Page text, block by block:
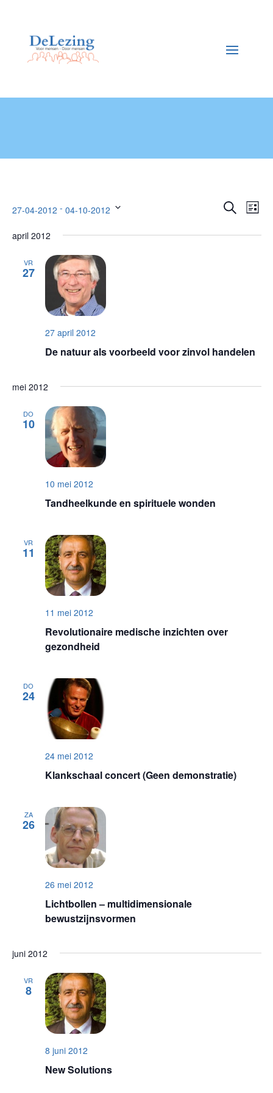
Zoeken
Lijst
27-04-2012 - 04-10-2012
een
april 2012
VR
27
27 april 2012
De natuur als voorbeeld voor zinvol handelen
mei 2012
DO
10
10 mei 2012
Tandheelkunde en spirituele wonden
VR
11
11 mei 2012
Revolutionaire medische inzichten over
gezondheid
DO
24
24 mei 2012
Klankschaal concert (Geen demonstratie)
ZA
26
26 mei 2012
Lichtbollen – multidimensionale
bewustzijnsvormen
juni 2012
VR
8
8 juni 2012
New Solutions